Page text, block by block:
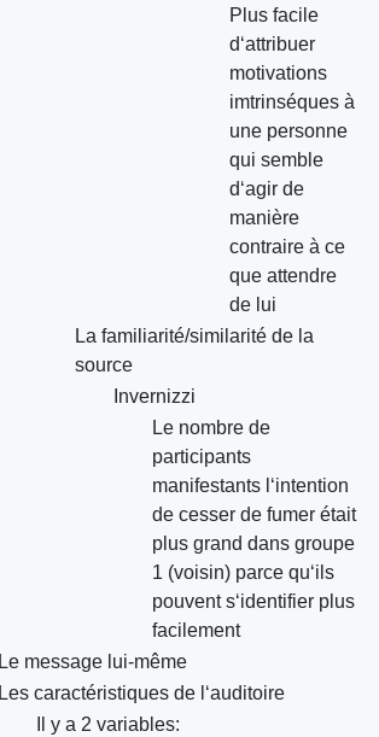
Plus facile
d‘attribuer
motivations
imtrinséques à
une personne
qui semble
d‘agir de
manière
contraire à ce
que attendre
de lui
La familiarité/similarité de la
source
Invernizzi
Le nombre de
participants
manifestants l‘intention
de cesser de fumer était
plus grand dans groupe
1 (voisin) parce qu‘ils
pouvent s‘identifier plus
facilement
Le message lui-même
Les caractéristiques de l‘auditoire
Il y a 2 variables: